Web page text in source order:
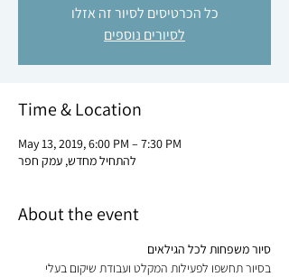
כל הכרטיסים לסיור זה אזלו
לסיורים נוספים
Time & Location
May 13, 2019, 6:00 PM – 7:30 PM
להתחיל מחדש, עמק חפר
About the event
סיור משפחות לכל הגילאים
בסיור תחשפו לפעילות המקלט ועבודת שיקום בעלי